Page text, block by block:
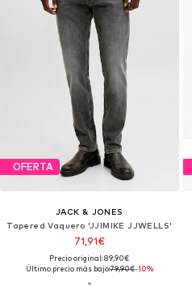
OFERTA
JACK & JONES
Tapered Vaquero 'JJIMIKE JJWELLS'
71,91€
Precio original: 89,90€
Último precio más bajo:79,90€-10%